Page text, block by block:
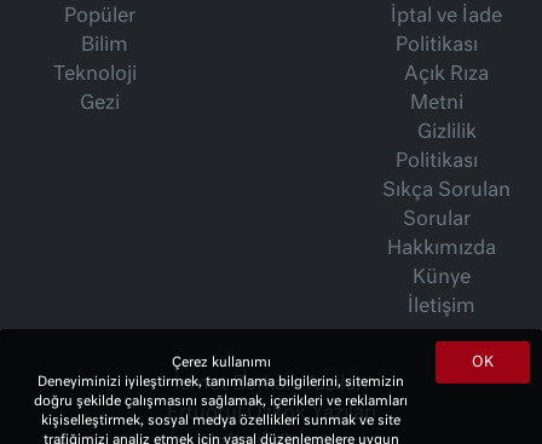
Popüler
Bilim
Teknoloji
Gezi
İptal ve İade
Politikası
Açık Rıza
Metni
Gizlilik
Politikası
Sıkça Sorulan
Sorular
Hakkımızda
Künye
İletişim
İsmet Berkan Yazıları
Ertuğrul Özkök Yazıları
OK
Çerez kullanımı
Deneyiminizi iyileştirmek, tanımlama bilgilerini, sitemizin
doğru şekilde çalışmasını sağlamak, içerikleri ve reklamları
kişiselleştirmek, sosyal medya özellikleri sunmak ve site
trafiğimizi analiz etmek için yasal düzenlemelere uygun